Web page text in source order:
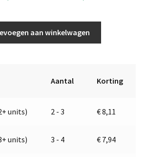
aan winkelwagen
t
v
Aantal Korting
units) 2 - 3 €8,11
units) 3 - 4 € 7,94